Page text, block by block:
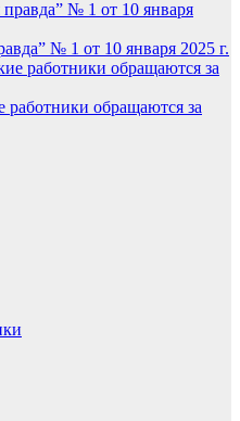
№ 1 от 10 января 2025 г.
обращаются за